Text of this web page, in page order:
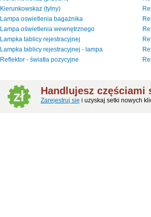
Kierunkowskaz (tylny)
Lampa oswietlenia bagażnika
Lampa oświetlenia wewnętrznego
Lampka tablicy rejestracyjnej
Lampka tablicy rejestracyjnej - lampa
Reflektor - światła pozycyjne
Handlujesz częściami
Zarejestruj się i uzyskaj setki nowych